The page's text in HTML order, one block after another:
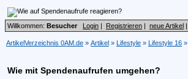
Willkommen: Besucher Login | Registrieren | neue Artikel |
ArtikelVerzeichnis 0AM.de » Artikel » Lifestyle » Lifestyle 16 »
Wie mit Spendenaufrufen umgehen?